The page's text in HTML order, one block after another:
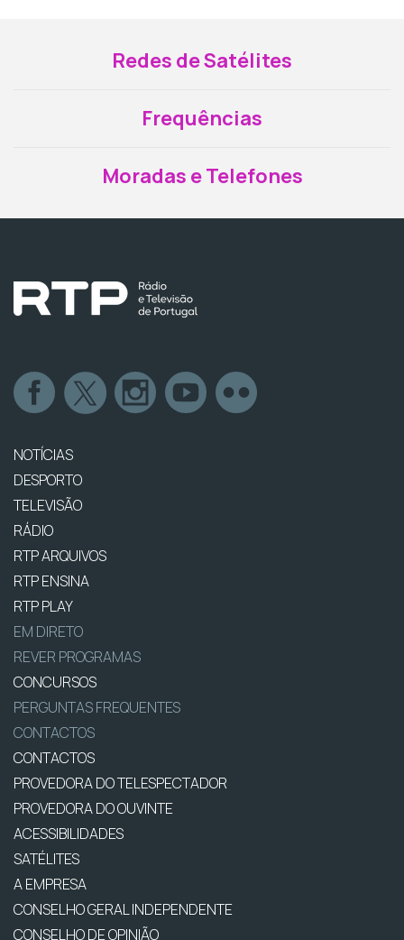
Redes de Satélites
Frequências
Moradas e Telefones
NOTÍCIAS
DESPORTO
TELEVISÃO
RÁDIO
RTP ARQUIVOS
RTP ENSINA
RTP PLAY
EM DIRETO
REVER PROGRAMAS
CONCURSOS
PERGUNTAS FREQUENTES
CONTACTOS
CONTACTOS
PROVEDORA DO TELESPECTADOR
PROVEDORA DO OUVINTE
ACESSIBILIDADES
SATÉLITES
A EMPRESA
CONSELHO GERAL INDEPENDENTE
CONSELHO DE OPINIÃO